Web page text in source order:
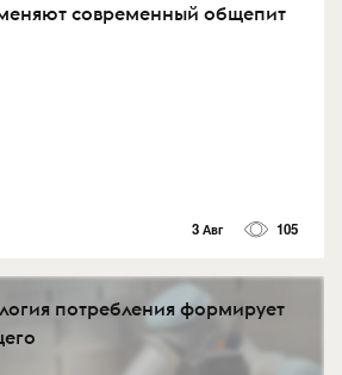
современный общепит
3 Авг 105
потребления формирует